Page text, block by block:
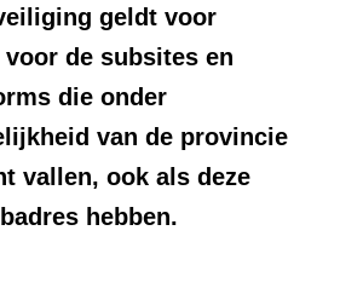
geldt voor
voor de subsites en
die onder
van de provincie
vallen, ook als deze
hebben.